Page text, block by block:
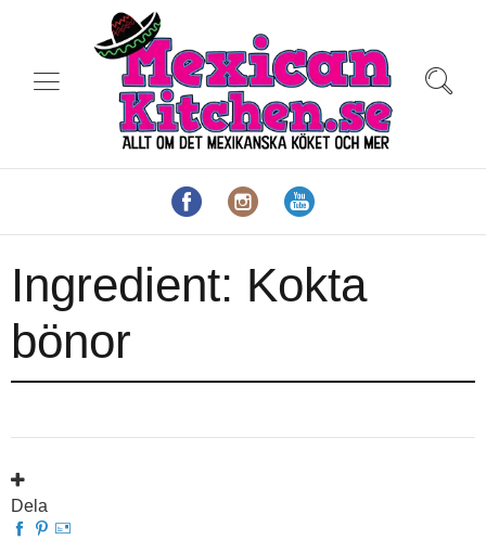
Ingredient: Kokta
bönor
Dela